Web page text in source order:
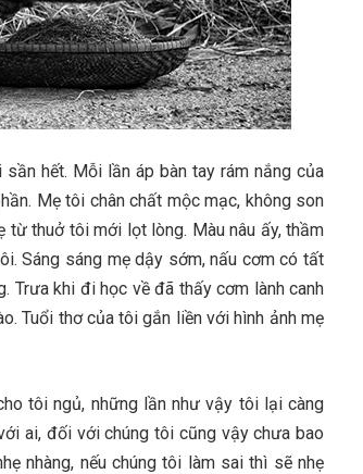
hết. Mỗi lần áp bàn tay rám nắng của
Mẹ tôi chân chất mộc mạc, không son
từ thuở tôi mới lọt lòng. Màu nâu ấy, thầm
Sáng sáng mẹ dậy sớm, nấu cơm có tất
Trưa khi đi học về đã thấy cơm lành canh
Tuổi thơ của tôi gắn liền với hình ảnh mẹ
tôi ngủ, những lần như vậy tôi lại càng
ai, đối với chúng tôi cũng vậy chưa bao
nhàng, nếu chúng tôi làm sai thì sẽ nhẹ